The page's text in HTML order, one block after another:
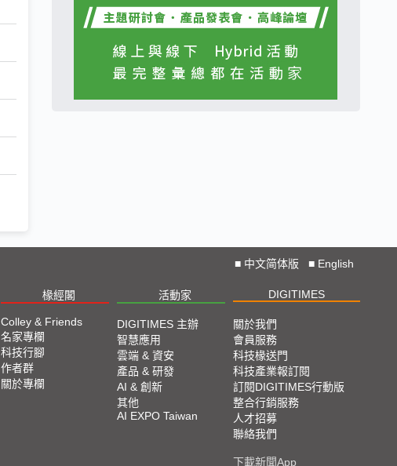
■ 中文简体版 ■ English
椽經閣 活動家 DIGITIMES
Colley & Friends
名家專欄
科技行腳
作者群
關於專欄
DIGITIMES 主辦
智慧應用
雲端 & 資安
產品 & 研發
AI & 創新
其他
AI EXPO Taiwan
關於我們
會員服務
科技椽送門
科技產業報訂閱
訂閱DIGITIMES行動版
整合行銷服務
人才招募
聯絡我們
下載新聞App